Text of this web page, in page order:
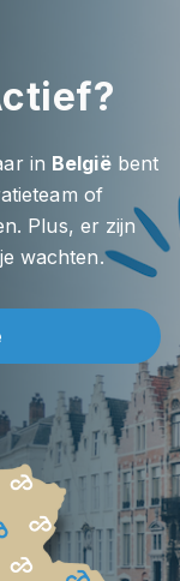
in Belgiëbent
of
Plus, er zijn
wachten.